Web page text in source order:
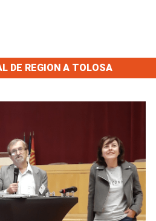
DE REGION A TOLOSA